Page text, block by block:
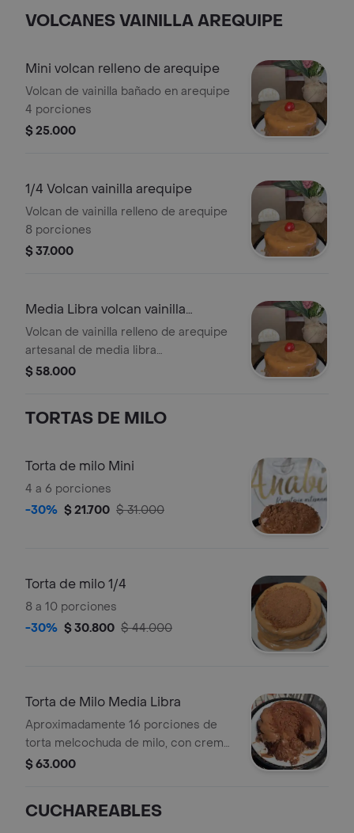
VOLCANES VAINILLA AREQUIPE
Mini volcan relleno de arequipe
Volcan de vainilla bañado en arequipe
4 porciones
$ 25.000
1/4 Volcan vainilla arequipe
Volcan de vainilla relleno de arequipe
8 porciones
$ 37.000
Media Libra volcan vainilla
arequipe
Volcan de vainilla relleno de arequipe
artesanal de media libra
aproximadamente 15 porciones
$ 58.000
TORTAS DE MILO
Torta de milo Mini
4 a 6 porciones
-30% $ 21.700 $ 31.000
Torta de milo 1/4
8 a 10 porciones
-30% $ 30.800 $ 44.000
Torta de Milo Media Libra
Aproximadamente 16 porciones de
torta melcochuda de milo, con crema
de milo de la casa y como topping
$ 63.000
CUCHAREABLES